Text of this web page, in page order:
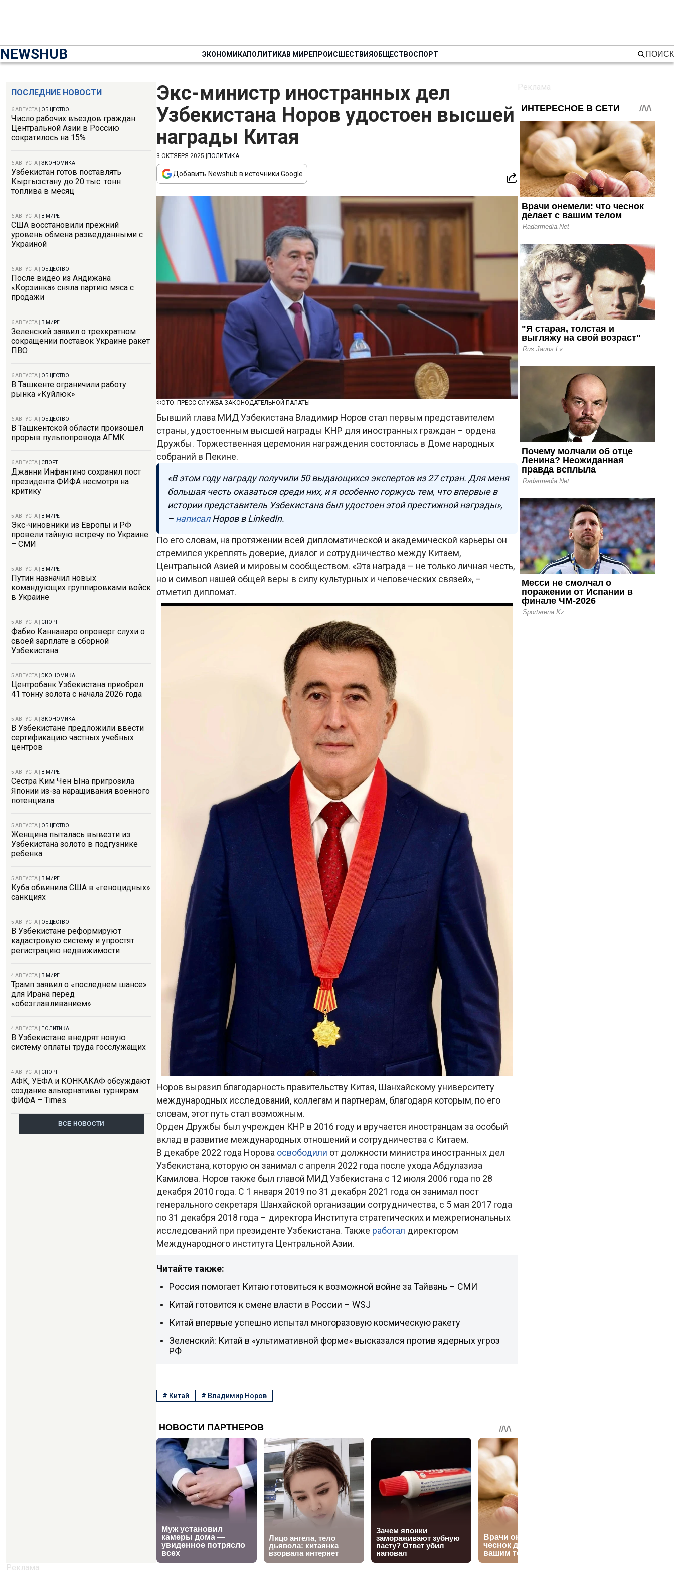
NEWSHUB ЭКОНОМИКАПОЛИТИКАВ МИРЕПРОИСШЕСТВИЯОБЩЕСТВОСПОРТ ПОИСК
ПОСЛЕДНИЕ НОВОСТИ
6 АВГУСТА ОБЩЕСТВО
Число рабочих въездов граждан
Центральной Азии в Россию
сократилось на 15%
6 АВГУСТА ЭКОНОМИКА
Узбекистан готов поставлять
Кыргызстану до 20 тыс. тонн
топлива в месяц
6 АВГУСТА В МИРЕ
США восстановили прежний
уровень обмена разведданными с
Украиной
6 АВГУСТА ОБЩЕСТВО
После видео из Андижана
«Корзинка» сняла партию мяса с
продажи
6 АВГУСТА В МИРЕ
Зеленский заявил о трехкратном
сокращении поставок Украине ракет
ПВО
6 АВГУСТА ОБЩЕСТВО
В Ташкенте ограничили работу
рынка «Куйлюк»
6 АВГУСТА ОБЩЕСТВО
В Ташкентской области произошел
прорыв пульпопровода АГМК
6 АВГУСТА СПОРТ
Джанни Инфантино сохранил пост
президента ФИФА несмотря на
критику
5 АВГУСТА В МИРЕ
Экс-чиновники из Европы и РФ
провели тайную встречу по Украине
– СМИ
5 АВГУСТА В МИРЕ
Путин назначил новых
командующих группировками войск
в Украине
5 АВГУСТА СПОРТ
Фабио Каннаваро опроверг слухи о
своей зарплате в сборной
Узбекистана
5 АВГУСТА ЭКОНОМИКА
Центробанк Узбекистана приобрел
41 тонну золота с начала 2026 года
5 АВГУСТА ЭКОНОМИКА
В Узбекистане предложили ввести
сертификацию частных учебных
центров
5 АВГУСТА В МИРЕ
Сестра Ким Чен Ына пригрозила
Японии из-за наращивания военного
потенциала
5 АВГУСТА ОБЩЕСТВО
Женщина пыталась вывезти из
Узбекистана золото в подгузнике
ребенка
5 АВГУСТА В МИРЕ
Куба обвинила США в «геноцидных»
санкциях
5 АВГУСТА ОБЩЕСТВО
В Узбекистане реформируют
кадастровую систему и упростят
регистрацию недвижимости
4 АВГУСТА В МИРЕ
Трамп заявил о «последнем шансе»
для Ирана перед
«обезглавливанием»
4 АВГУСТА ПОЛИТИКА
В Узбекистане внедрят новую
систему оплаты труда госслужащих
4 АВГУСТА СПОРТ
АФК, УЕФА и КОНКАКАФ обсуждают
создание альтернативы турнирам
ФИФА – Times
ВСЕ НОВОСТИ
Экс-министр иностранных дел
Узбекистана Норов удостоен высшей
награды Китая
3 ОКТЯБРЯ 2025 ПОЛИТИКА
Добавить Newshub в источники Google
ФОТО: ПРЕСС-СЛУЖБА ЗАКОНОДАТЕЛЬНОЙ ПАЛАТЫ
Бывший глава МИД Узбекистана Владимир Норов стал первым представителем
страны, удостоенным высшей награды КНР для иностранных граждан – ордена
Дружбы. Торжественная церемония награждения состоялась в Доме народных
собраний в Пекине.
«В этом году награду получили 50 выдающихся экспертов из 27 стран. Для меня
большая честь оказаться среди них, и я особенно горжусь тем, что впервые в
истории представитель Узбекистана был удостоен этой престижной награды»,
– написалНоров в LinkedIn.
По его словам, на протяжении всей дипломатической и академической карьеры он
стремился укреплять доверие, диалог и сотрудничество между Китаем,
Центральной Азией и мировым сообществом. «Эта награда – не только личная честь,
но и символ нашей общей веры в силу культурных и человеческих связей», –
отметил дипломат.
Норов выразил благодарность правительству Китая, Шанхайскому университету
международных исследований, коллегам и партнерам, благодаря которым, по его
словам, этот путь стал возможным.
Орден Дружбы был учрежден КНР в 2016 году и вручается иностранцам за особый
вклад в развитие международных отношений и сотрудничества с Китаем.
В декабре 2022 года Норова освободили от должности министра иностранных дел
Узбекистана, которую он занимал с апреля 2022 года после ухода Абдулазиза
Камилова. Норов также был главой МИД Узбекистана с 12 июля 2006 года по 28
декабря 2010 года. С 1 января 2019 по 31 декабря 2021 года он занимал пост
генерального секретаря Шанхайской организации сотрудничества, с 5 мая 2017 года
по 31 декабря 2018 года – директора Института стратегических и межрегиональных
исследований при президенте Узбекистана. Также работал директором
Международного института Центральной Азии.
Читайте также:
Россия помогает Китаю готовиться к возможной войне за Тайвань – СМИ
Китай готовится к смене власти в России – WSJ
Китай впервые успешно испытал многоразовую космическую ракету
Зеленский: Китай в «ультимативной форме» высказался против ядерных угроз
РФ
# Китай # Владимир Норов